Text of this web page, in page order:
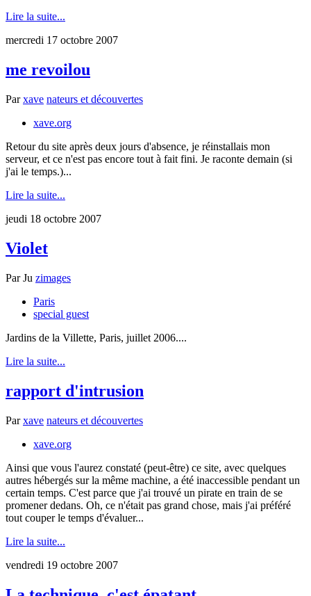
Lire la suite...
mercredi 17 octobre 2007
me revoilou
Parxave nateurs et découvertes
xave.org
Retour du site après deux jours d'absence, je réinstallais mon
serveur, et ce n'est pas encore tout à fait fini. Je raconte demain (si
j'ai le temps.)...
Lire la suite...
jeudi 18 octobre 2007
Violet
ParJu zimages
Paris
special guest
Jardins de la Villette, Paris, juillet 2006....
Lire la suite...
rapport d'intrusion
Parxave nateurs et découvertes
xave.org
Ainsi que vous l'aurez constaté (peut-être) ce site, avec quelques
autres hébergés sur la même machine, a été inaccessible pendant un
certain temps. C'est parce que j'ai trouvé un pirate en train de se
promener dedans. Oh, ce n'était pas grand chose, mais j'ai préféré
tout couper le temps d'évaluer...
Lire la suite...
vendredi 19 octobre 2007